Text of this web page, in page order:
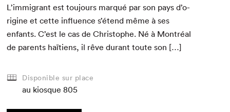
L’im­mi­grant est tou­jours mar­qué par son pays d’o­
rig­ine et cette influ­ence s’é­tend même à ses
enfants. C’est le cas de Christophe. Né à Mon­tréal
de par­ents haï­tiens, il rêve durant toute son […]
Disponible sur place
au kiosque 805